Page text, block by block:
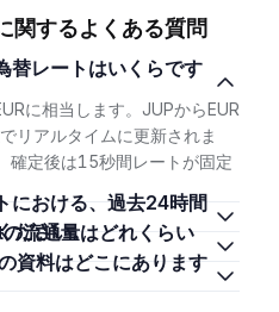
関するよくある質問
に相当します。JUPからEUR
リアルタイムに更新されま
確定後は15秒間レートが固定
ださい。